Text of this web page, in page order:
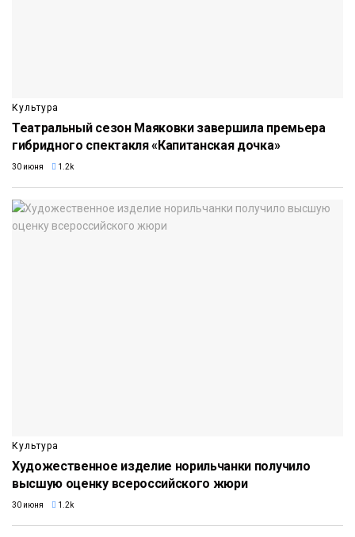
Культура
Театральный сезон Маяковки завершила премьера
гибридного спектакля «Капитанская дочка»
30 июня 1.2k
Культура
Художественное изделие норильчанки получило
высшую оценку всероссийского жюри
30 июня 1.2k